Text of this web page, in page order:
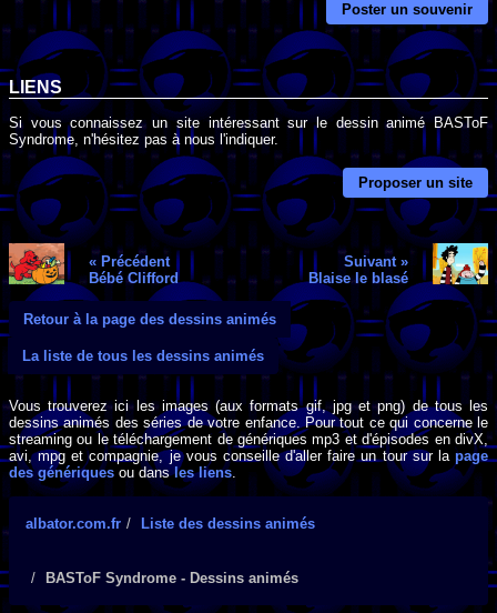
Poster un souvenir
LIENS
Si vous connaissez un site intéressant sur le dessin animé BASToF
Syndrome, n'hésitez pas à nous l'indiquer.
Proposer un site
« Précédent
Bébé Clifford
Suivant »
Blaise le blasé
Retour à la page des dessins animés
La liste de tous les dessins animés
Vous trouverez ici les images (aux formats gif, jpg et png) de tous les
dessins animés des séries de votre enfance. Pour tout ce qui concerne le
streaming ou le téléchargement de génériques mp3 et d'épisodes en divX,
avi, mpg et compagnie, je vous conseille d'aller faire un tour sur la page
des génériques ou dansles liens.
albator.com.fr Liste des dessins animés
BASToF Syndrome - Dessins animés